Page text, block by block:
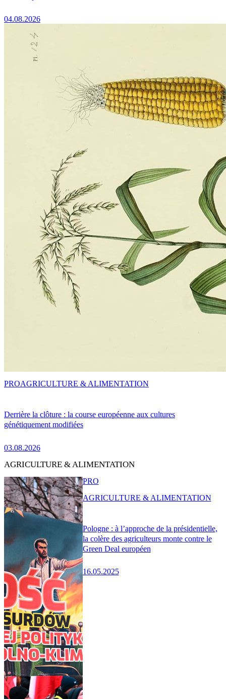
04.08.2026
Derrière la clôture : la course européenne aux cultures
génétiquement modifiées
03.08.2026
PROAGRICULTURE & ALIMENTATION
AGRICULTURE & ALIMENTATION
Pologne : à l’approche de la présidentielle,
la colère des agriculteurs monte contre le
Green Deal européen
16.05.2025
PRO
AGRICULTURE & ALIMENTATION